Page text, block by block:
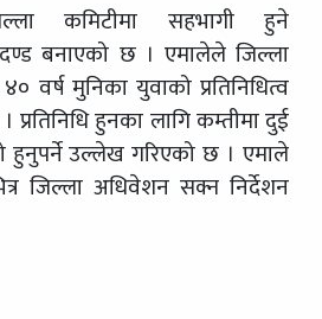
कमिटीमा सहभागी हुने
बनाएको छ । एमालेले जिल्ला
वर्ष मुनिका युवाको प्रतिनिधित्व
प्रतिनिधि हुनका लागि कम्तीमा दुई
हुनुपर्ने उल्लेख गरिएको छ । एमाले
जिल्ला अधिवेशन सक्न निर्देशन